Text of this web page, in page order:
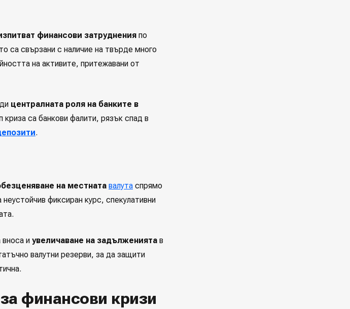
финансови затруднения по
са свързани с наличие на твърде много
на активите, притежавани от
централната роля на банките в
криза са банкови фалити, рязък спад в
.
на местната валута спрямо
фиксиран курс, спекулативни
и увеличаване на задълженията в
валутни резерви, за да защити
финансови кризи